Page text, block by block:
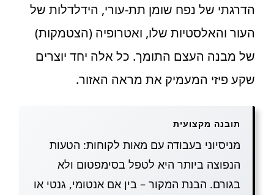
הדרגתי של נפח שומן תת-עורי, הידלדלות של
העור והאלסטיות שלו, ואטרופיה (הצטמקות)
של מבנה העצם התומך. כל אלה יחד יוצרים
שקע פיזי המעמיק את מראה האזור.
תובנה מקצועית
מניסיוני בעבודה עם מאות לקוחות: הטעות
הנפוצה ביותר היא לטפל בסימפטום ולא
בגורם. הבנת המקור – בין אם אנטומי, גנטי או